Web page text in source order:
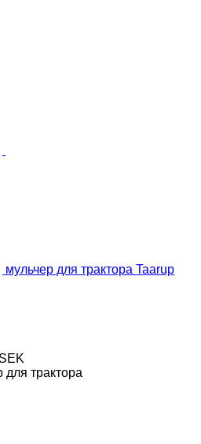
мульчер для трактора Taarup
для трактора